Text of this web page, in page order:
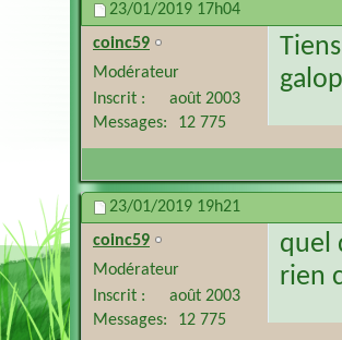
23/01/2019 17h04
coinc59
Modérateur
Inscrit
août 2003
Messages
12 775
galop
23/01/2019 19h21
coinc59
Modérateur
Inscrit
août 2003
Messages
12 775
quel
rien